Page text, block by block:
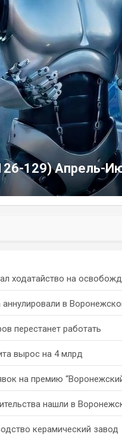
129) Апрель-
ходатайство на
в
перестанет работать
вырос на 4 млрд
на премию
нашли в
керамический завод